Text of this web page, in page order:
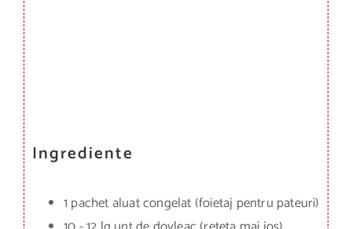
Ingrediente
1 pachet aluat congelat (foietaj pentru pateuri)